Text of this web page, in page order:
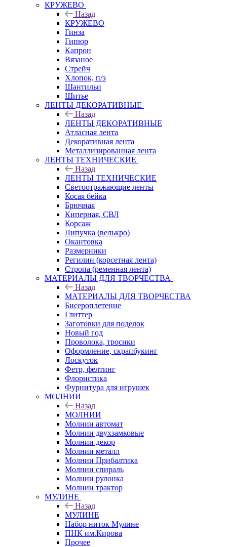
КРУЖЕВО
Назад
КРУЖЕВО
Гинза
Гипюр
Капрон
Вязаное
Стрейч
Хлопок, п/э
Шантильи
Шитье
ЛЕНТЫ ДЕКОРАТИВНЫЕ
Назад
ЛЕНТЫ ДЕКОРАТИВНЫЕ
Атласная лента
Декоративная лента
Металлизированная лента
ЛЕНТЫ ТЕХНИЧЕСКИЕ
Назад
ЛЕНТЫ ТЕХНИЧЕСКИЕ
Светоотражающие ленты
Косая бейка
Брючная
Киперная, СВЛ
Корсаж
Липучка (велькро)
Окантовка
Размерники
Регилин (корсетная лента)
Стропа (ременная лента)
МАТЕРИАЛЫ ДЛЯ ТВОРЧЕСТВА
Назад
МАТЕРИАЛЫ ДЛЯ ТВОРЧЕСТВА
Бисероплетение
Глиттер
Заготовки для поделок
Новый год
Проволока, тросики
Оформление, скрапбукинг
Лоскуток
Фетр, фелтинг
Флористика
Фурнитура для игрушек
МОЛНИИ
Назад
МОЛНИИ
Молнии автомат
Молнии двухзамковые
Молнии декор
Молнии металл
Молнии Прибалтика
Молнии спираль
Молнии рулонка
Молнии трактор
МУЛИНЕ
Назад
МУЛИНЕ
Набор ниток Мулине
ПНК им.Кирова
Прочее